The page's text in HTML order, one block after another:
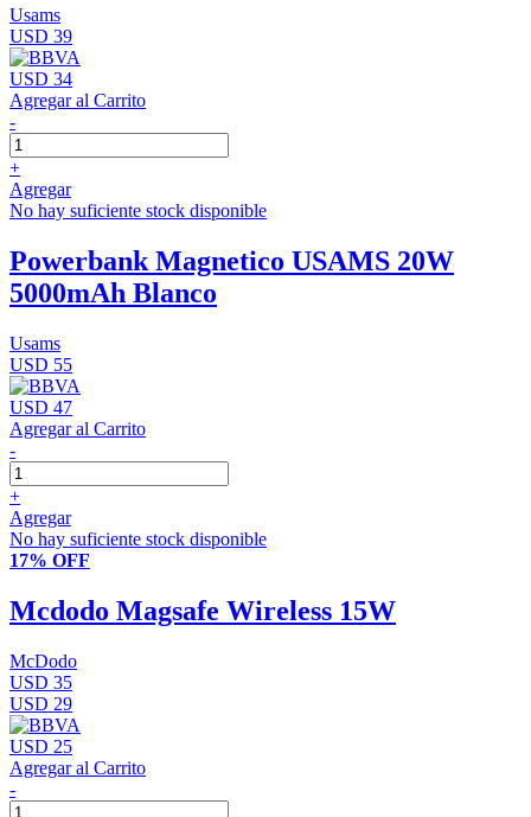
Usams
USD 39
USD 34
Agregar al Carrito
-
+
Agregar
No hay suficiente stock disponible
Powerbank Magnetico USAMS 20W
5000mAh Blanco
Usams
USD 55
USD 47
Agregar al Carrito
-
+
Agregar
No hay suficiente stock disponible
17% OFF
Mcdodo Magsafe Wireless 15W
McDodo
USD 35
USD 29
USD 25
Agregar al Carrito
-